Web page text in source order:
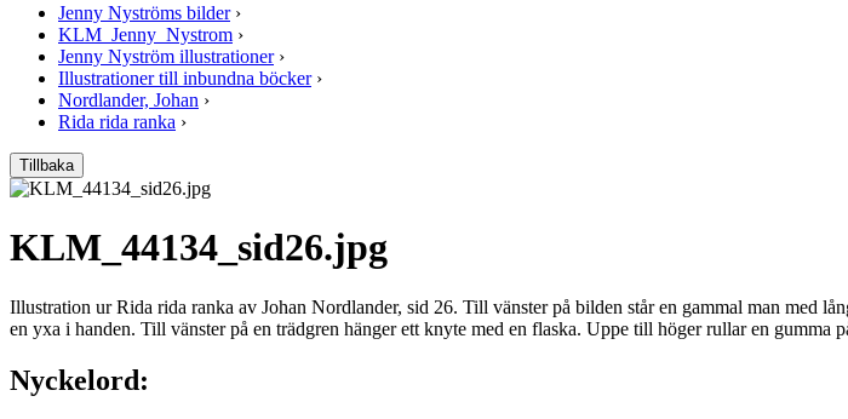
Jenny Nyströms bilder ›
KLM_Jenny_Nystrom ›
Jenny Nyström illustrationer ›
Illustrationer till inbundna böcker ›
Nordlander, Johan ›
Rida rida ranka ›
Tillbaka
KLM_44134_sid26.jpg
Illustration ur Rida rida ranka av Johan Nordlander, sid 26. Till vänster på bilden står en gammal man med
en yxa i handen. Till vänster på en trädgren hänger ett knyte med en flaska. Uppe till höger rullar en gumma
Nyckelord: